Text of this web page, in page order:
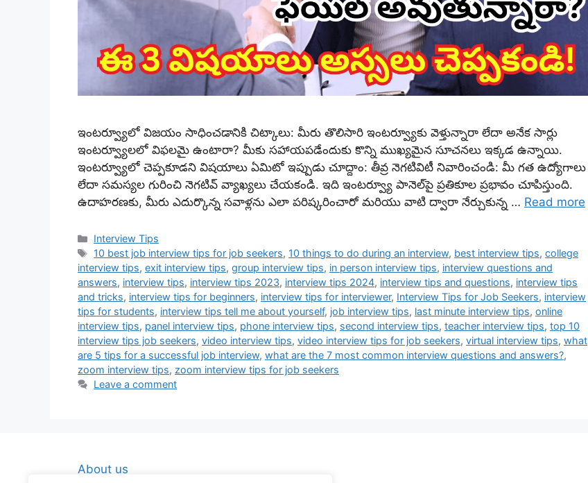
ఇంటర్వ్యూలో విజయం సాధించడానికి చిట్కాలు: మీరు తొలిసారి ఇంటర్వ్యూకు వెళ్తున్నారా లేదా అనేక సార్లు
ఇంటర్వ్యూలలో విఫలమై ఉంటారా? మీకు సహాయపడేందుకు కొన్ని ముఖ్యమైన సూచనలు ఇక్కడ ఉన్నాయి.
ఇంటర్వ్యూలో చెప్పకూడని విషయాలు ఏమిటో ఇప్పుడు చూద్దాం: తీవ్ర నెగటివిటీ నివారించండి: మీ గత ఉద్యోగాలు
లేదా సమస్యల గురించి నెగటివ్ వ్యాఖ్యలు చేయకండి. ఇది ఇంటర్వ్యూ పానెల్‌పై ప్రతికూల ప్రభావం చూపిస్తుంది.
ఉదాహరణకు, మీరు ఎదుర్కొన్న సవాళ్లను ఎలా పరిష్కరించారో మరియు వాటి ద్వారా నేర్చుకున్న … Read more
Categories
Interview Tips
Tags
10 best job interview tips for job seekers, 10 things to do during an interview, best interview tips,college
interview tips, exit interview tips, group interview tips, in person interview tips, interview questions and
answers, interview tips, interview tips 2023, interview tips 2024, interview tips and questions, interview tips
and tricks, interview tips for beginners, interview tips for interviewer, Interview Tips for Job Seekers, interview
tips for students, interview tips tell me about yourself, job interview tips, last minute interview tips, online
interview tips, panel interview tips, phone interview tips, second interview tips, teacher interview tips, top 10
interview tips job seekers, video interview tips, video interview tips for job seekers, virtual interview tips, what
are 5 tips for a successful job interview, what are the 7 most common interview questions and answers?,
zoom interview tips, zoom interview tips for job seekers
Leave a comment
About us